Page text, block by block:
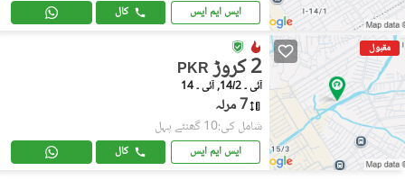
ایس ایم ایس کال
مقبول
PKR 2 کروڑ
آئی ۔ 14/2, آئی ۔ 14
7 مرلہ
شامل کی:10 گھنٹے پہل
ایس ایم ایس کال